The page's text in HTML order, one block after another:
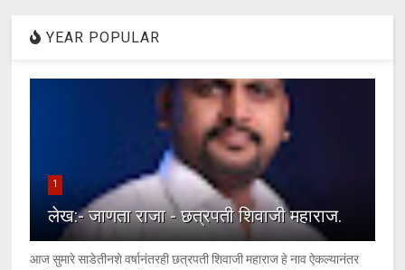
YEAR POPULAR
1
लेख:- जाणता राजा - छत्रपती शिवाजी महाराज.
आज सुमारे साडेतीनशे वर्षानंतरही छत्रपती शिवाजी महाराज हे नाव ऐकल्यानंतर